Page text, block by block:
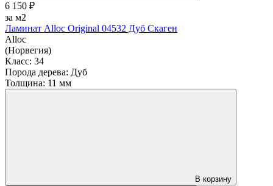
6 150 ₽
за м2
Ламинат Alloc Original 04532 Дуб Скаген
Alloc
(Норвегия)
Класс: 34
Порода дерева: Дуб
Толщина: 11 мм
В корзину